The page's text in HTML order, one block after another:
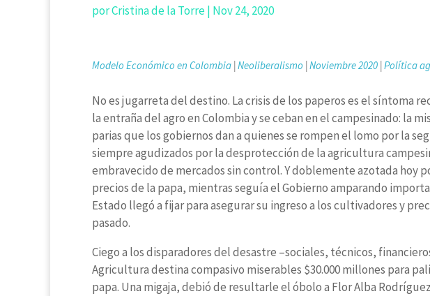
porCristina de la Torre| Nov 24, 2020
Modelo Económico en Colombia |Neoliberalismo |Noviembre 2020 |Política
No es jugarreta del destino. La crisis de los paperos es el síntoma
la entraña del agro en Colombia y se ceban en el campesinado: la
parias que los gobiernos dan a quienes se rompen el lomo por la
siempre agudizados por la desprotección de la agricultura
embravecido de mercados sin control. Y doblemente azotada hoy
precios de la papa, mientras seguía el Gobierno amparando
Estado llegó a fijar para asegurar su ingreso a los cultivadores y
pasado.
Ciego a los disparadores del desastre –sociales, técnicos,
Agricultura destina compasivo miserables $30.000 millones para
papa. Una migaja, debió de resultarle el óbolo a Flor Alba